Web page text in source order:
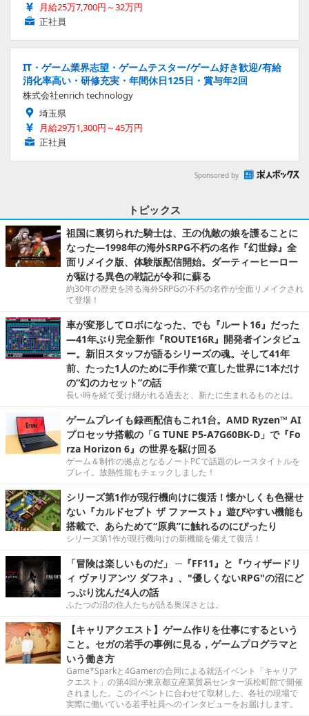
月給25万7,700円～32万円
正社員
IT・ゲーム業界志望・ゲームテスター/ゲーム好き歓迎/有給
消化率高い・研修充実・年間休日125日・賞与年2回
株式会社enrich technology
埼玉県
月給29万1,300円～45万円
正社員
Sponsored by
トピックス
祖国に裏切られた騎士は、王の仇敵の娘を護ることに
なった―1998年の海外SRPG不朽の名作『幻世録』全
面リメイク版、体験版配信開始。ダーティーヒーロー
が駆ける異色の戦記が令和に蘇る
約30年の歴史を誇る海外SRPGの不朽の名作が全面リメイクされ
て登場！
車が変形してロボになった、でも『ルート16』だった
―41年ぶり完全新作『ROUTE16R』開発者インタビュ
ー。新旧スタッフが語るシリーズの魂。そして41年
前、たった1人のために手作業で直した世界に1本だけ
の“幻のカセット”の話
長い時を経て受け継がれる過去と、新たに生まれるものとは。
ゲームプレイも録画配信もこれ1台。AMD Ryzen™ AI
プロセッサ搭載の「G TUNE P5-A7G60BK-D」で『Fo
rza Horizon 6』の世界を駆け回る
ゲーム＆制作の拠点となるノートPCで話題のレースタイトルを
プレイ。放熱性能もチェックしました！
シリーズ第1作が現行機向けに復活！懐かしくも色褪せ
ない『カルドセプト ザ ファースト』遊びやすい機能も
搭載で、あらためて“原典”に触れるのにぴったり
シリーズ第1作が現行機向けの新機能を備えて復活！
「冒険は楽しいものだ」 ─『FF11』と『ウィザードリ
ィ ヴァリアンツ ダフネ』、"優しくないRPG"の沼にど
っぷり沈んだ4人の話
ふたつの沼の住人たちが語る奥深さとは。
【キャリアクエスト】ゲーム作りを仕事にするという
こと。セガの若手の事例に見る，ゲームプログラマと
いう働き方
Game*Sparkと4Gamerの合同による就活イベント「キャリア
クエスト」の第4回が東京都立産業貿易センター浜松町館で開催
されました。このイベントに合わせて取材した、各社の現場で
実際に働いている若手社員へのインタビューをお届けします。